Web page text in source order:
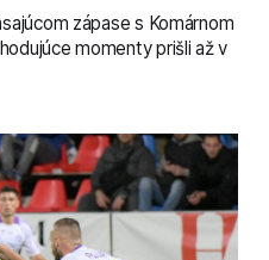
zápase s Komárnom
momenty prišli až v